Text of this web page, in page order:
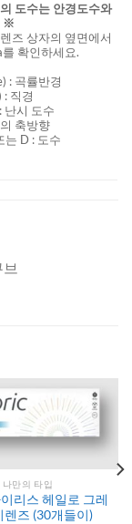
도수는 안경도수와
※
즈 상자의 옆면에서
확인하세요.
: 곡률반경
: 직경
: 난시 도수
축방향
는 D : 도수
나만의 타입
리스 헤일로 그레
렌즈 (30개들이)